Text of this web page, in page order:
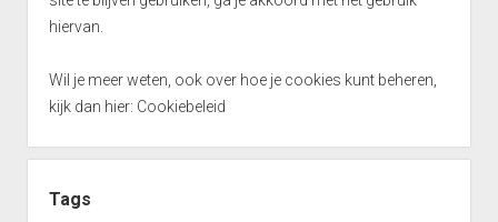
hiervan.
Wil je meer weten, ook over hoe je cookies kunt beheren,
kijk dan hier: Cookiebeleid
Tags